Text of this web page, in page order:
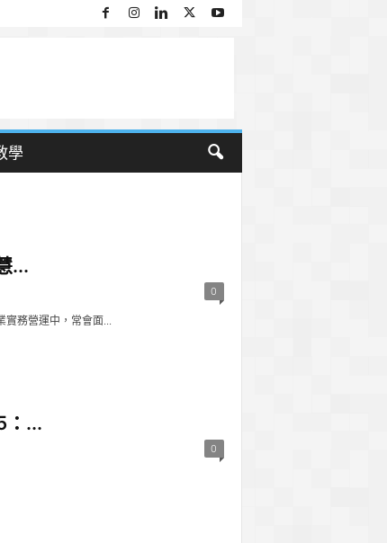
學
...
0
務營運中，常會面...
：...
0